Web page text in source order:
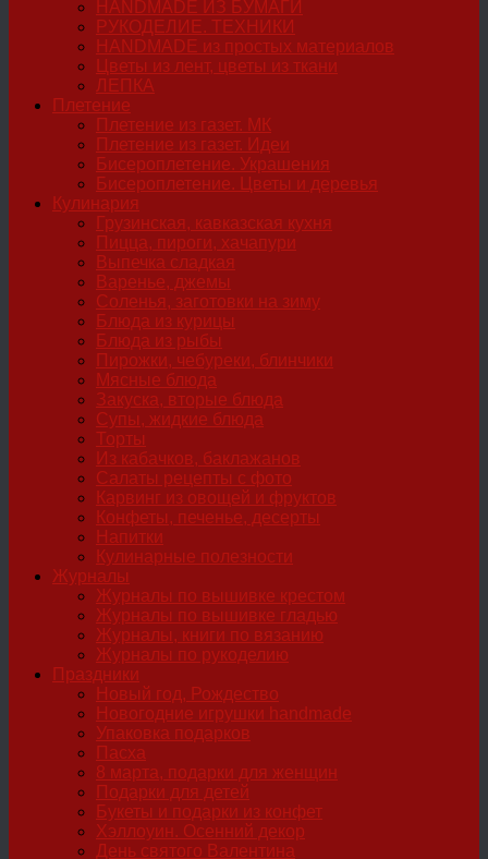
HANDMADE ИЗ БУМАГИ
РУКОДЕЛИЕ. ТЕХНИКИ
HANDMADE из простых материалов
Цветы из лент, цветы из ткани
ЛЕПКА
Плетение
Плетение из газет. МК
Плетение из газет. Идеи
Бисероплетение. Украшения
Бисероплетение. Цветы и деревья
Кулинария
Грузинская, кавказская кухня
Пицца, пироги, хачапури
Выпечка сладкая
Варенье, джемы
Соленья, заготовки на зиму
Блюда из курицы
Блюда из рыбы
Пирожки, чебуреки, блинчики
Мясные блюда
Закуска, вторые блюда
Супы, жидкие блюда
Торты
Из кабачков, баклажанов
Салаты рецепты с фото
Карвинг из овощей и фруктов
Конфеты, печенье, десерты
Напитки
Кулинарные полезности
Журналы
Журналы по вышивке крестом
Журналы по вышивке гладью
Журналы, книги по вязанию
Журналы по рукоделию
Праздники
Новый год, Рождество
Новогодние игрушки handmade
Упаковка подарков
Пасха
8 марта, подарки для женщин
Подарки для детей
Букеты и подарки из конфет
Хэллоуин. Осенний декор
День святого Валентина